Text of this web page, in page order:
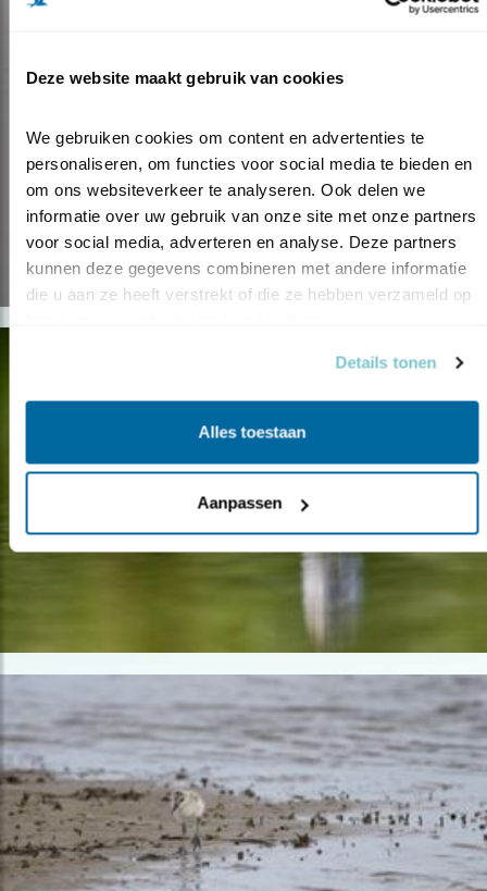
Deze website maakt gebruik van cookies
We gebruiken cookies om content en advertenties te
personaliseren, om functies voor social media te bieden en
om ons websiteverkeer te analyseren. Ook delen we
informatie over uw gebruik van onze site met onze partners
voor social media, adverteren en analyse. Deze partners
kunnen deze gegevens combineren met andere informatie
die u aan ze heeft verstrekt of die ze hebben verzameld op
Details tonen
Alles toestaan
Aanpassen